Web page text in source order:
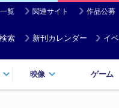
覧 関連サイト 作品公募
索 新刊カレンダー イ
映像 ゲーム